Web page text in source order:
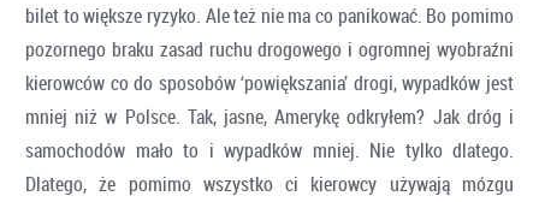
bilet to większe ryzyko. Ale też nie ma co panikować. Bo pomimo
pozornego braku zasad ruchu drogowego i ogromnej wyobraźni
kierowców co do sposobów ‘powiększania’ drogi, wypadków jest
mniej niż w Polsce. Tak, jasne, Amerykę odkryłem? Jak dróg i
samochodów mało to i wypadków mniej. Nie tylko dlatego.
Dlatego, że pomimo wszystko ci kierowcy używają mózgu